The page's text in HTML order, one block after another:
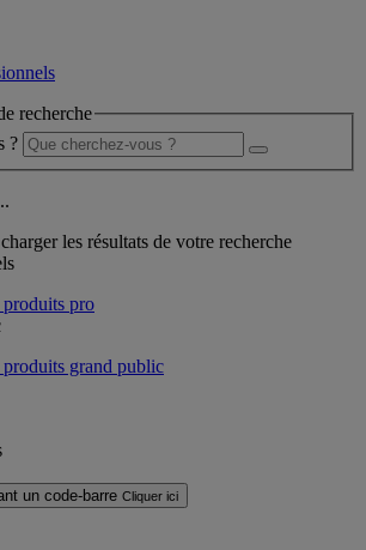
recherche
?
les résultats de votre recherche
produits pro
grand public
un code-barre Cliquer ici